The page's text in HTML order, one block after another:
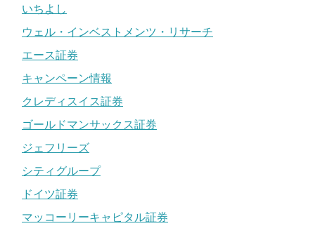
いちよし
ウェル・インベストメンツ・リサーチ
エース証券
キャンペーン情報
クレディスイス証券
ゴールドマンサックス証券
ジェフリーズ
シティグループ
ドイツ証券
マッコーリーキャピタル証券